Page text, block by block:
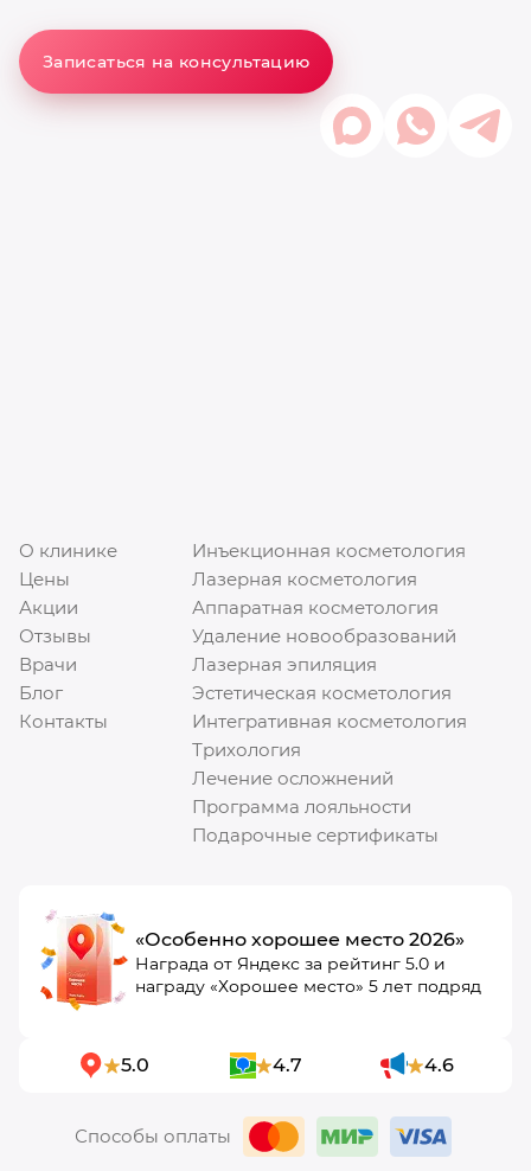
Записаться на консультацию
О клинике
Цены
Акции
Отзывы
Врачи
Блог
Контакты
Инъекционная косметология
Лазерная косметология
Аппаратная косметология
Удаление новообразований
Лазерная эпиляция
Эстетическая косметология
Интегративная косметология
Трихология
Лечение осложнений
Программа лояльности
Подарочные сертификаты
«Особенно хорошее место 2026»
Награда от Яндекс за рейтинг 5.0 и
награду «Хорошее место» 5 лет подряд
5.0 4.7 4.6
Способы оплаты